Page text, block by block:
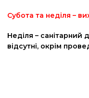
Субота та неділя –
Неділя – санітарний
відсутні, окрім